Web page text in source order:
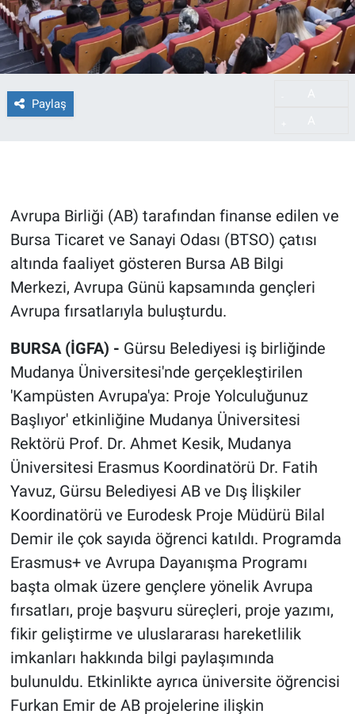
Paylaş
Avrupa Birliği (AB) tarafından finanse edilen ve
Bursa Ticaret ve Sanayi Odası (BTSO) çatısı
altında faaliyet gösteren Bursa AB Bilgi
Merkezi, Avrupa Günü kapsamında gençleri
Avrupa fırsatlarıyla buluşturdu.
BURSA (İGFA) - Gürsu Belediyesi iş birliğinde
Mudanya Üniversitesi'nde gerçekleştirilen
'Kampüsten Avrupa'ya: Proje Yolculuğunuz
Başlıyor' etkinliğine Mudanya Üniversitesi
Rektörü Prof. Dr. Ahmet Kesik, Mudanya
Üniversitesi Erasmus Koordinatörü Dr. Fatih
Yavuz, Gürsu Belediyesi AB ve Dış İlişkiler
Koordinatörü ve Eurodesk Proje Müdürü Bilal
Demir ile çok sayıda öğrenci katıldı. Programda
Erasmus+ ve Avrupa Dayanışma Programı
başta olmak üzere gençlere yönelik Avrupa
fırsatları, proje başvuru süreçleri, proje yazımı,
fikir geliştirme ve uluslararası hareketlilik
imkanları hakkında bilgi paylaşımında
bulunuldu. Etkinlikte ayrıca üniversite öğrencisi
Furkan Emir de AB projelerine ilişkin